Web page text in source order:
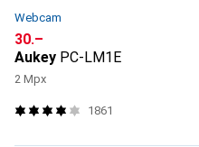
Webcam
CHF
30.–
Aukey PC-LM1E
2 Mpx
1861